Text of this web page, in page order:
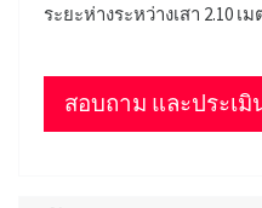
ระยะห่างระหว่างเสา 2.10
สอบถาม และประเมิ